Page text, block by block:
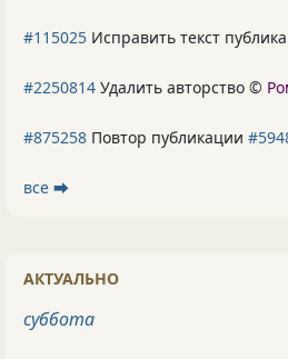
#115025 Исправить текст
#2250814 Удалить авторство ©
#875258 Повтор публикации
все ⮕
АКТУАЛЬНО
суббота